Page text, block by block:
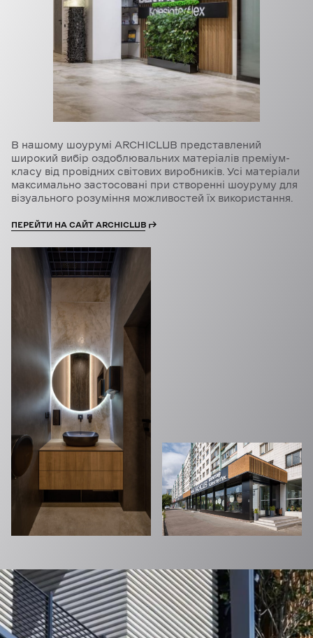
В нашому шоурумі ARCHICLUB представлений
широкий вибір оздоблювальних матеріалів преміум-
класу від провідних світових виробників. Усі матеріали
максимально застосовані при створенні шоуруму для
візуального розуміння можливостей їх використання.
ПЕРЕЙТИ НА САЙТ ARCHICLUB